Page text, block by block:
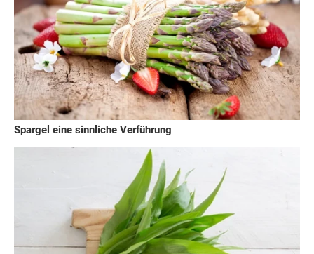
Spargel eine sinnliche Verführung